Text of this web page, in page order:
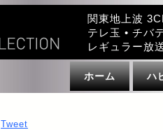
関東地上波
テレ玉 • チバ
レギュラー放
ホーム ハ
Tweet